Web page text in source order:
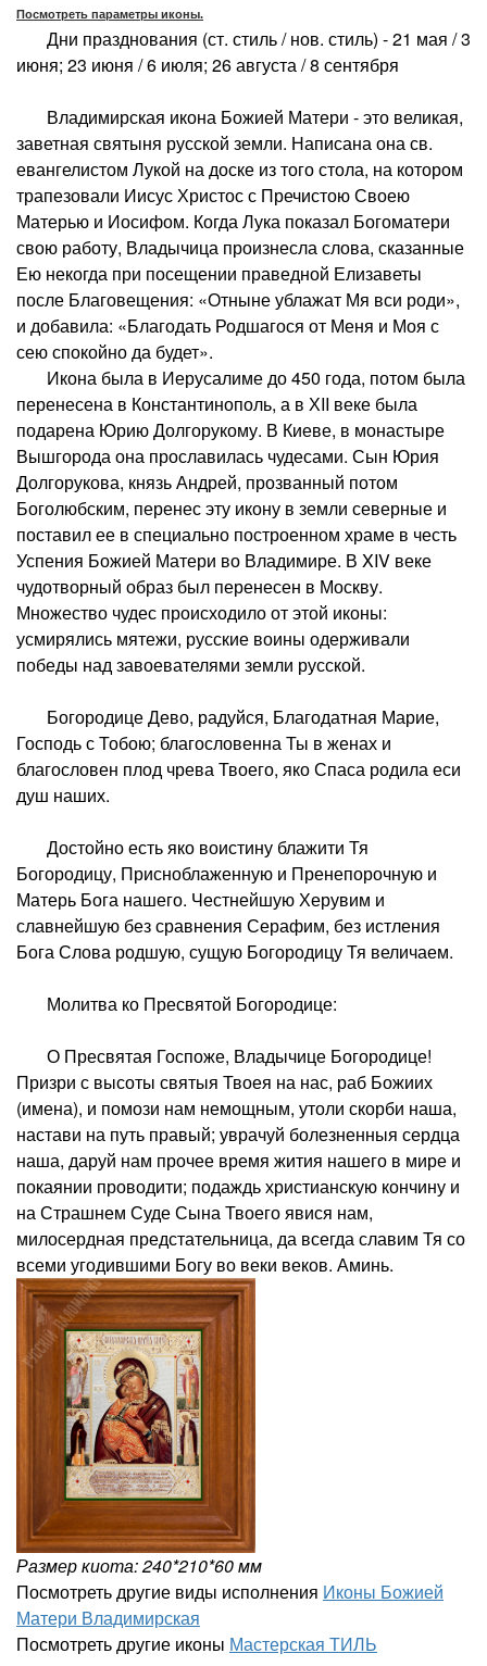
Посмотреть параметры иконы.
Дни празднования (ст. стиль / нов. стиль) - 21 мая / 3
июня; 23 июня / 6 июля; 26 августа / 8 сентября
Владимирская икона Божией Матери - это великая,
заветная святыня русской земли. Написана она св.
евангелистом Лукой на доске из того стола, на котором
трапезовали Иисус Христос с Пречистою Своею
Матерью и Иосифом. Когда Лука показал Богоматери
свою работу, Владычица произнесла слова, сказанные
Ею некогда при посещении праведной Елизаветы
после Благовещения: «Отныне ублажат Мя вси роди»,
и добавила: «Благодать Родшагося от Меня и Моя с
сею спокойно да будет».
Икона была в Иерусалиме до 450 года, потом была
перенесена в Константинополь, а в ХII веке была
подарена Юрию Долгорукому. В Киеве, в монастыре
Вышгорода она прославилась чудесами. Сын Юрия
Долгорукова, князь Андрей, прозванный потом
Боголюбским, перенес эту икону в земли северные и
поставил ее в специально построенном храме в честь
Успения Божией Матери во Владимире. В XIV веке
чудотворный образ был перенесен в Москву.
Множество чудес происходило от этой иконы:
усмирялись мятежи, русские воины одерживали
победы над завоевателями земли русской.
Богородице Дево, радуйся, Благодатная Марие,
Господь с Тобою; благословенна Ты в женах и
благословен плод чрева Твоего, яко Спаса родила еси
душ наших.
Достойно есть яко воистину блажити Тя
Богородицу, Присноблаженную и Пренепорочную и
Матерь Бога нашего. Честнейшую Херувим и
славнейшую без сравнения Серафим, без истления
Бога Слова родшую, сущую Богородицу Тя величаем.
Молитва ко Пресвятой Богородице:
О Пресвятая Госпоже, Владычице Богородице!
Призри с высоты святыя Твоея на нас, раб Божиих
(имена), и помози нам немощным, утоли скорби наша,
настави на путь правый; уврачуй болезненныя сердца
наша, даруй нам прочее время жития нашего в мире и
покаянии проводити; подаждь христианскую кончину и
на Страшнем Суде Сына Твоего явися нам,
милосердная предстательница, да всегда славим Тя со
всеми угодившими Богу во веки веков. Аминь.
Размер киота: 240*210*60 мм
Посмотреть другие виды исполнения Иконы Божией
Матери Владимирская
Посмотреть другие иконы Мастерская ТИЛЬ